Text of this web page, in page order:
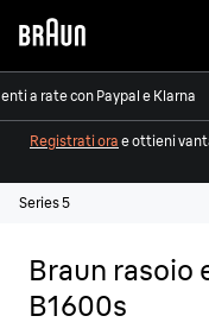
a rate con Paypal e Klarna
Registrati ora e ottieni
Series 5
Braun rasoio
B1600s